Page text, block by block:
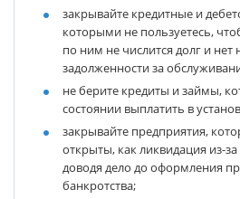
закрывайте кредитные и
которыми не пользуетесь,
по ним не числится долг и нет
задолженности за
не берите кредиты и займы,
состоянии выплатить в
закрывайте предприятия,
открыты, как ликвидация из-
доводя дело до оформления
банкротства;